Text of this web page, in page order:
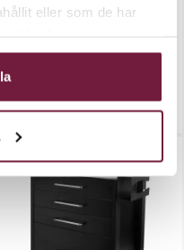
eller som de har
2 600,00 kr